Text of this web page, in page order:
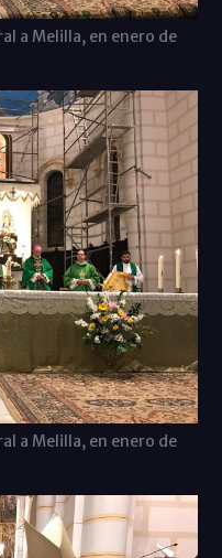
a Melilla, en enero de
a Melilla, en enero de